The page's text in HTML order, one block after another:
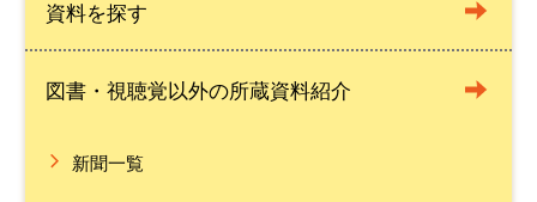
資料を探す
図書・視聴覚以外の所蔵資料紹介
新聞一覧